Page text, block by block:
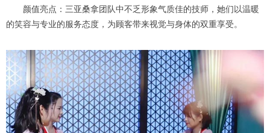
颜值亮点：三亚桑拿团队中不乏形象气质佳的技师，她们以温暖
的笑容与专业的服务态度，为顾客带来视觉与身体的双重享受。